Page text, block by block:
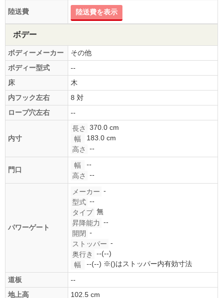
陸送費 陸送費を表示
ボデー
ボディーメーカー
その他
ボディー型式
--
床
木
内フック左右
8 対
ロープ穴左右
--
内寸
長さ
370.0 cm
幅
183.0 cm
高さ
--
門口
幅
--
高さ
--
パワーゲート
メーカー -
型式 --
タイプ 無
昇降能力 --
開閉 -
ストッパー -
奥行き
--(--)
幅
--(--) ※()はストッパー内有効寸法
道板
--
地上高
102.5 cm